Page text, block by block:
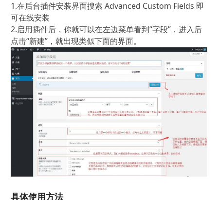
1.在后台插件安装界面搜索 Advanced Custom Fields 即
可在线安装
2.启用插件后，你就可以在左边菜单看到“字段”，进入后
点击“新建”，就出现类似下面的界面。
具体使用方法